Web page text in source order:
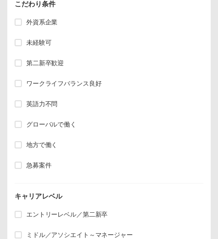
こだわり条件
外資系企業
未経験可
第二新卒歓迎
ワークライフバランス良好
英語力不問
グローバルで働く
地方で働く
急募案件
キャリアレベル
エントリーレベル／第二新卒
ミドル／アソシエイト～マネージャー